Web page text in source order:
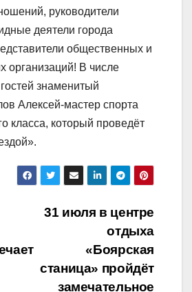
руководители
деятели города
общественных и
организаций! В числе
знаменитый
Алексей-мастер спорта
класса, который проведёт
31 июля в центре
отдыха
«Боярская
станица» пройдёт
замечательное